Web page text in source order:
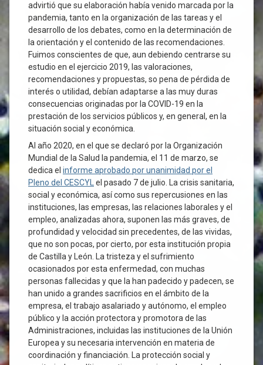
advirtió que su elaboración había venido marcada por la
pandemia, tanto en la organización de las tareas y el
desarrollo de los debates, como en la determinación de
la orientación y el contenido de las recomendaciones.
Fuimos conscientes de que, aun debiendo centrarse su
estudio en el ejercicio 2019, las valoraciones,
recomendaciones y propuestas, so pena de pérdida de
interés o utilidad, debían adaptarse a las muy duras
consecuencias originadas por la COVID-19 en la
prestación de los servicios públicos y, en general, en la
situación social y económica.
Al año 2020, en el que se declaró por la Organización
Mundial de la Salud la pandemia, el 11 de marzo, se
dedica el informe aprobado por unanimidad por el
Pleno del CESCYLel pasado 7 de julio. La crisis sanitaria,
social y económica, así como sus repercusiones en las
instituciones, las empresas, las relaciones laborales y el
empleo, analizadas ahora, suponen las más graves, de
profundidad y velocidad sin precedentes, de las vividas,
que no son pocas, por cierto, por esta institución propia
de Castilla y León. La tristeza y el sufrimiento
ocasionados por esta enfermedad, con muchas
personas fallecidas y que la han padecido y padecen, se
han unido a grandes sacrificios en el ámbito de la
empresa, el trabajo asalariado y autónomo, el empleo
público y la acción protectora y promotora de las
Administraciones, incluidas las instituciones de la Unión
Europea y su necesaria intervención en materia de
coordinación y financiación. La protección social y